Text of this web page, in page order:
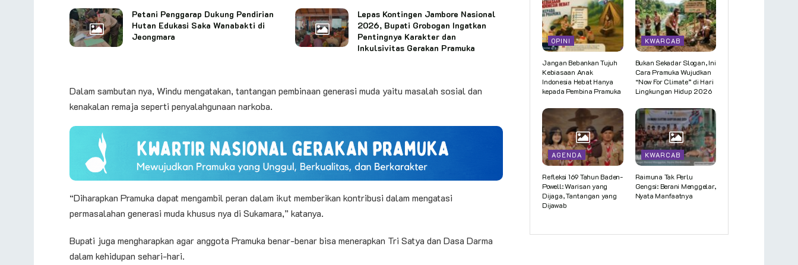
Petani Penggarap Dukung Pendirian
Hutan Edukasi Saka Wanabakti di
Jeongmara
Lepas Kontingen Jambore Nasional
2026, Bupati Grobogan Ingatkan
Pentingnya Karakter dan
Inkulsivitas Gerakan Pramuka
Dalam sambutan nya, Windu mengatakan, tantangan pembinaan generasi muda yaitu masalah sosial dan
kenakalan remaja seperti penyalahgunaan narkoba.
“Diharapkan Pramuka dapat mengambil peran dalam ikut memberikan kontribusi dalam mengatasi
permasalahan generasi muda khusus nya di Sukamara,” katanya.
Bupati juga mengharapkan agar anggota Pramuka benar-benar bisa menerapkan Tri Satya dan Dasa Darma
dalam kehidupan sehari-hari.
OPINI
Jangan Bebankan Tujuh
Kebiasaan Anak
Indonesia Hebat Hanya
kepada Pembina Pramuka
KWARCAB
Bukan Sekadar Slogan, Ini
Cara Pramuka Wujudkan
“Now For Climate” di Hari
Lingkungan Hidup 2026
AGENDA
Refleksi 169 Tahun Baden-
Powell: Warisan yang
Dijaga, Tantangan yang
Dijawab
KWARCAB
Raimuna Tak Perlu
Gengsi: Berani Menggelar,
Nyata Manfaatnya